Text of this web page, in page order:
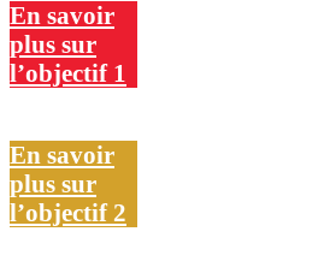
En savoir
plus sur
l’objectif 1
En savoir
plus sur
l’objectif 2